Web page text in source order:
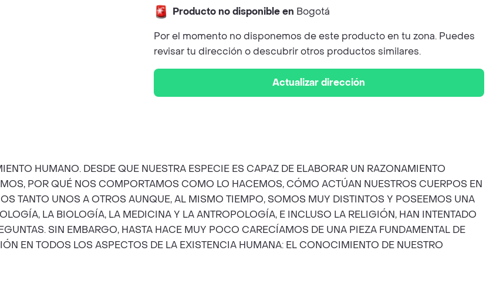
Producto no disponible en Bogotá
Por el momento no disponemos de este producto en tu zona. Puedes
revisar tu dirección o descubrir otros productos similares.
Actualizar dirección
HUMANO. DESDE QUE NUESTRA ESPECIE ES CAPAZ DE ELABORAR UN RAZONAMIENTO
POR QUÉ NOS COMPORTAMOS COMO LO HACEMOS, CÓMO ACTÚAN NUESTROS CUERPOS EN
TANTO UNOS A OTROS AUNQUE, AL MISMO TIEMPO, SOMOS MUY DISTINTOS Y POSEEMOS UNA
LA BIOLOGÍA, LA MEDICINA Y LA ANTROPOLOGÍA, E INCLUSO LA RELIGIÓN, HAN INTENTADO
SIN EMBARGO, HASTA HACE MUY POCO CARECÍAMOS DE UNA PIEZA FUNDAMENTAL DE
EN TODOS LOS ASPECTOS DE LA EXISTENCIA HUMANA: EL CONOCIMIENTO DE NUESTRO